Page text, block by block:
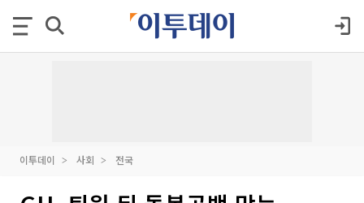
이투데이 사회 전국